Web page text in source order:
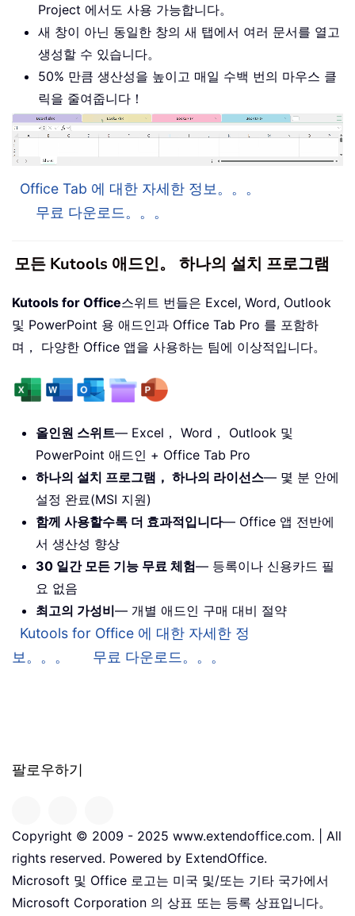
Project 에서도 사용 가능합니다。
새 창이 아닌 동일한 창의 새 탭에서 여러 문서를 열고
생성할 수 있습니다。
50% 만큼 생산성을 높이고 매일 수백 번의 마우스 클
릭을 줄여줍니다！
Office Tab 에 대한 자세한 정보。。。
무료 다운로드。。。
모든 Kutools 애드인。 하나의 설치 프로그램
Kutools for Office스위트 번들은 Excel, Word, Outlook
및 PowerPoint 용 애드인과 Office Tab Pro 를 포함하
며， 다양한 Office 앱을 사용하는 팀에 이상적입니다。
올인원 스위트— Excel， Word， Outlook 및
PowerPoint 애드인 + Office Tab Pro
하나의 설치 프로그램， 하나의 라이선스— 몇 분 안에
설정 완료(MSI 지원)
함께 사용할수록 더 효과적입니다— Office 앱 전반에
서 생산성 향상
30 일간 모든 기능 무료 체험— 등록이나 신용카드 필
요 없음
최고의 가성비— 개별 애드인 구매 대비 절약
Kutools for Office 에 대한 자세한 정
보。。。
무료 다운로드。。。
팔로우하기
Copyright © 2009 - 2025 www.extendoffice.com. | All
rights reserved. Powered by ExtendOffice.
Microsoft 및 Office 로고는 미국 및/또는 기타 국가에서
Microsoft Corporation 의 상표 또는 등록 상표입니다。